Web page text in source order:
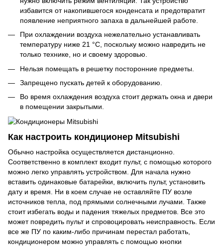
избавится от накопившегося конденсата и предотвратит
появление неприятного запаха в дальнейшей работе.
При охлаждении воздуха нежелательно устанавливать
температуру ниже 21 °С, поскольку можно навредить не
только технике, но и своему здоровью.
Нельзя помещать в решетку посторонние предметы.
Запрещено пускать детей к оборудованию.
Во время охлаждения воздуха стоит держать окна и двери
в помещении закрытыми.
Как настроить кондиционер Mitsubishi
Обычно настройка осуществляется дистанционно.
Соответственно в комплект входит пульт, с помощью которого
можно легко управлять устройством. Для начала нужно
вставить одинаковые батарейки, включить пульт, установить
дату и время. Ни в коем случае не оставляйте ПУ возле
источников тепла, под прямыми солнечными лучами. Также
стоит избегать воды и падения тяжелых предметов. Все это
может повредить пульт и спровоцировать неисправность. Если
все же ПУ по каким-либо причинам перестал работать,
кондиционером можно управлять с помощью кнопки